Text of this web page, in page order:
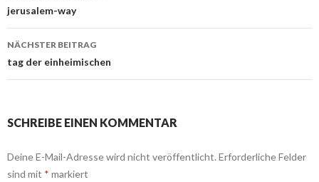
Navigation
jerusalem-way
NÄCHSTER BEITRAG
tag der einheimischen
SCHREIBE EINEN KOMMENTAR
Deine E-Mail-Adresse wird nicht veröffentlicht. Erforderliche Felder
sind mit * markiert